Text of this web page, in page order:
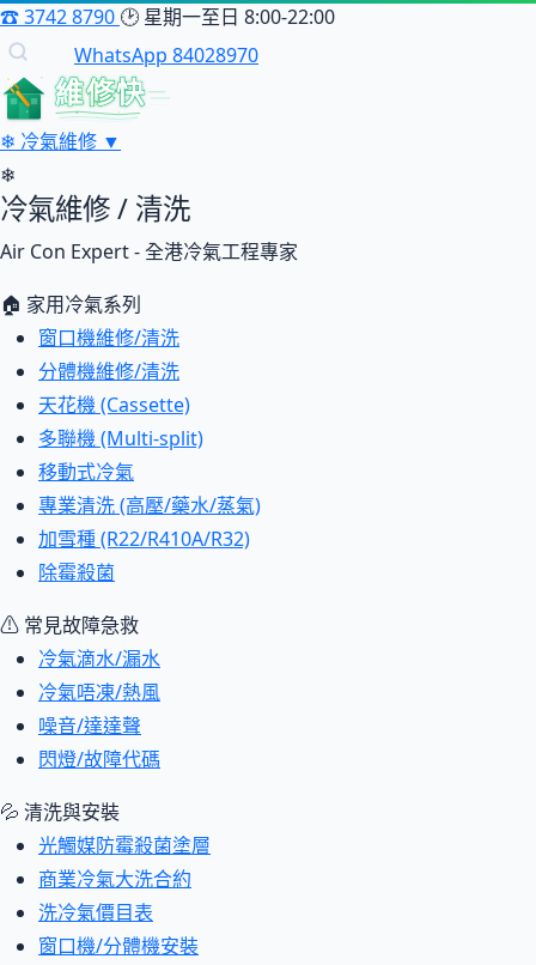
☎3742 8790 🕑 星期一至日 8:00-22:00
WhatsApp 84028970
維修快
❄ 冷氣維修 ▼
❄
冷氣維修 / 清洗
Air Con Expert - 全港冷氣工程專家
🏠 家用冷氣系列
窗口機維修/清洗
分體機維修/清洗
天花機 (Cassette)
多聯機 (Multi-split)
移動式冷氣
專業清洗 (高壓/藥水/蒸氣)
加雪種 (R22/R410A/R32)
除霉殺菌
⚠ 常見故障急救
冷氣滴水/漏水
冷氣唔凍/熱風
噪音/達達聲
閃燈/故障代碼
💦 清洗與安裝
光觸媒防霉殺菌塗層
商業冷氣大洗合約
洗冷氣價目表
窗口機/分體機安裝